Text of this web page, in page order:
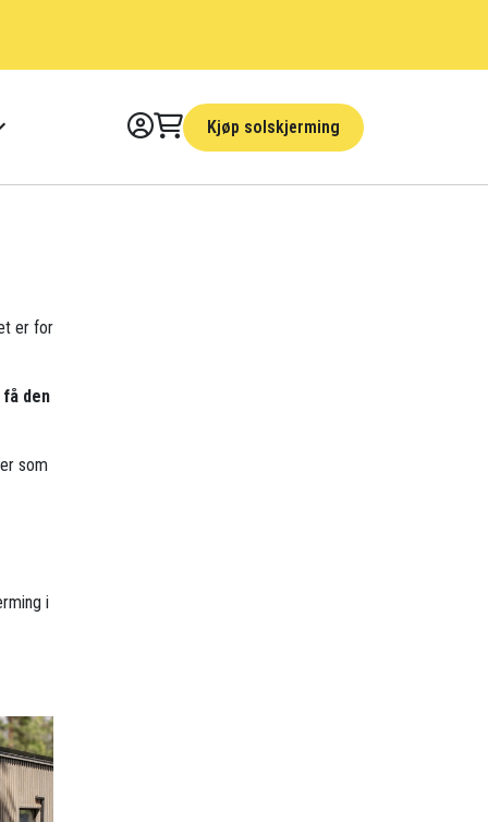
Kjøp solskjerming
er for
den
som
i